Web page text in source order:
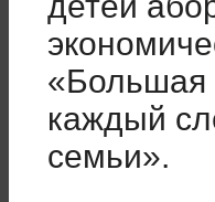
«Большая
каждый
семьи».